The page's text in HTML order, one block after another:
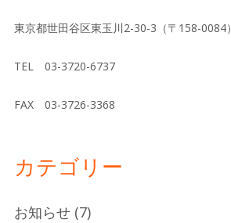
イ
ド
東京都世田谷区東玉川2-30-3（〒158-0084）
TEL 03-3720-6737
FAX 03-3726-3368
カテゴリー
お知らせ (7)